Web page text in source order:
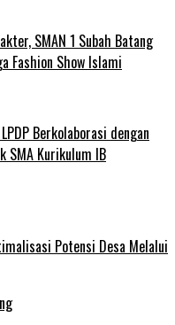
SMAN 1 Subah Batang
Fashion Show Islami
Berkolaborasi dengan
SMA Kurikulum IB
Potensi Desa Melalui